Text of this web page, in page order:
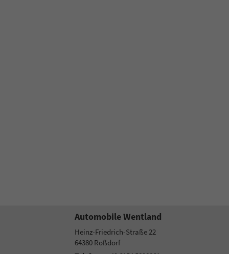
Automobile Wentland
Heinz-Friedrich-Straße 22
64380 Roßdorf